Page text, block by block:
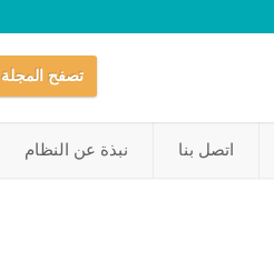
تصفح المجلة
اتصل بنا نبذة عن النظام